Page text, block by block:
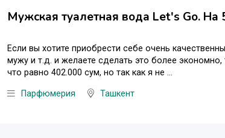
Мужская туалетная вода Let's Go. На
Если вы хотите приобрести себе очень
мужу и т.д. и желаете сделать это более
что равно 402.000 сум, но так как я не ...
Парфюмерия Ташкент